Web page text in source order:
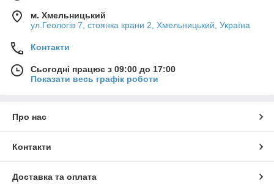
м. Хмельницький
ул.Геологів 7, стоянка крани 2, Хмельницький, Україна
Контакти
Сьогодні працює з 09:00 до 17:00
Показати весь графік роботи
Про нас
Контакти
Доставка та оплата